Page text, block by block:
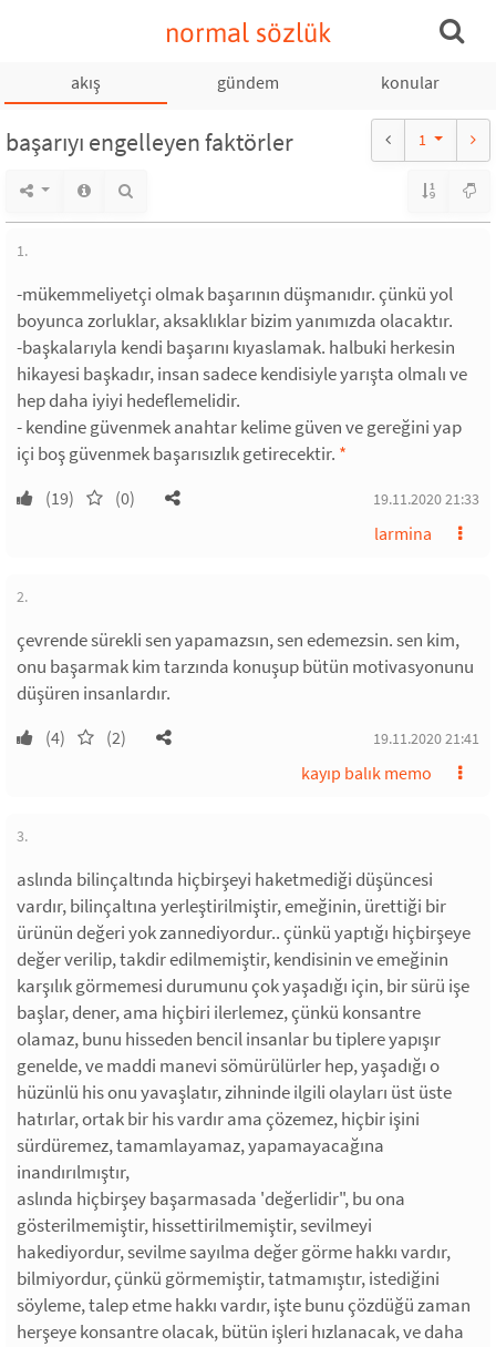
normal sözlük
akış gündem konular
başarıyı engelleyen faktörler 1
1.
-mükemmeliyetçi olmak başarının düşmanıdır. çünkü yol
boyunca zorluklar, aksaklıklar bizim yanımızda olacaktır.
-başkalarıyla kendi başarını kıyaslamak. halbuki herkesin
hikayesi başkadır, insan sadece kendisiyle yarışta olmalı ve
hep daha iyiyi hedeflemelidir.
- kendine güvenmek anahtar kelime güven ve gereğini yap
içi boş güvenmek başarısızlık getirecektir. *
(19) (0) 19.11.2020 21:33
larmina
2.
çevrende sürekli sen yapamazsın, sen edemezsin. sen kim,
onu başarmak kim tarzında konuşup bütün motivasyonunu
düşüren insanlardır.
(4) (2) 19.11.2020 21:41
kayıp balık memo
3.
aslında bilinçaltında hiçbirşeyi haketmediği düşüncesi
vardır, bilinçaltına yerleştirilmiştir, emeğinin, ürettiği bir
ürünün değeri yok zannediyordur.. çünkü yaptığı hiçbirşeye
değer verilip, takdir edilmemiştir, kendisinin ve emeğinin
karşılık görmemesi durumunu çok yaşadığı için, bir sürü işe
başlar, dener, ama hiçbiri ilerlemez, çünkü konsantre
olamaz, bunu hisseden bencil insanlar bu tiplere yapışır
genelde, ve maddi manevi sömürülürler hep, yaşadığı o
hüzünlü his onu yavaşlatır, zihninde ilgili olayları üst üste
hatırlar, ortak bir his vardır ama çözemez, hiçbir işini
sürdüremez, tamamlayamaz, yapamayacağına
inandırılmıştır,
aslında hiçbirşey başarmasada 'değerlidir", bu ona
gösterilmemiştir, hissettirilmemiştir, sevilmeyi
hakediyordur, sevilme sayılma değer görme hakkı vardır,
bilmiyordur, çünkü görmemiştir, tatmamıştır, istediğini
söyleme, talep etme hakkı vardır, işte bunu çözdüğü zaman
herşeye konsantre olacak, bütün işleri hızlanacak, ve daha